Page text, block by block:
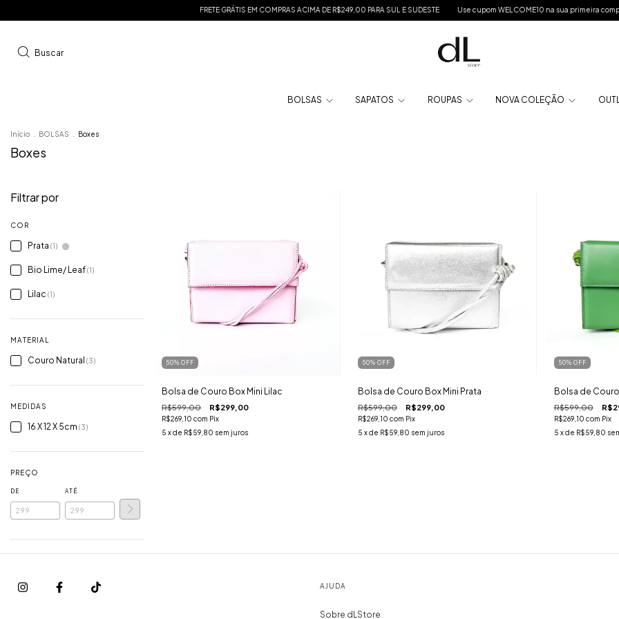
FRETE GRÁTIS EM COMPRAS ACIMA DE R$249,00 PARA SUL E SUDESTE Use cupom WELCOME10 na sua primeira compra
Buscar
BOLSAS SAPATOS ROUPAS NOVA COLEÇÃO
Início BOLSAS Boxes
Boxes
Filtrar por
COR
Prata (1)
Bio Lime/ Leaf(1)
Lilac (1)
MATERIAL
Couro Natural (3)
MEDIDAS
16 X 12 X 5cm (3)
PREÇO
DE ATÉ
50% OFF
Bolsa de Couro Box Mini Lilac
R$599,00 R$299,00
R$269,10 com Pix
5 x de R$59,80 sem juros
50% OFF
Bolsa de Couro Box Mini Prata
R$599,00 R$299,00
R$269,10 com Pix
5 x de R$59,80 sem juros
50% OFF
Bolsa de
R$599,00
R$269,10 com Pix
5 x de R$59,80
AJUDA
Sobre dLStore